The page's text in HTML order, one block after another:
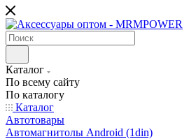
Каталог
По всему сайту
По каталогу
Каталог
Автотовары
Автомагнитолы Android (1din)